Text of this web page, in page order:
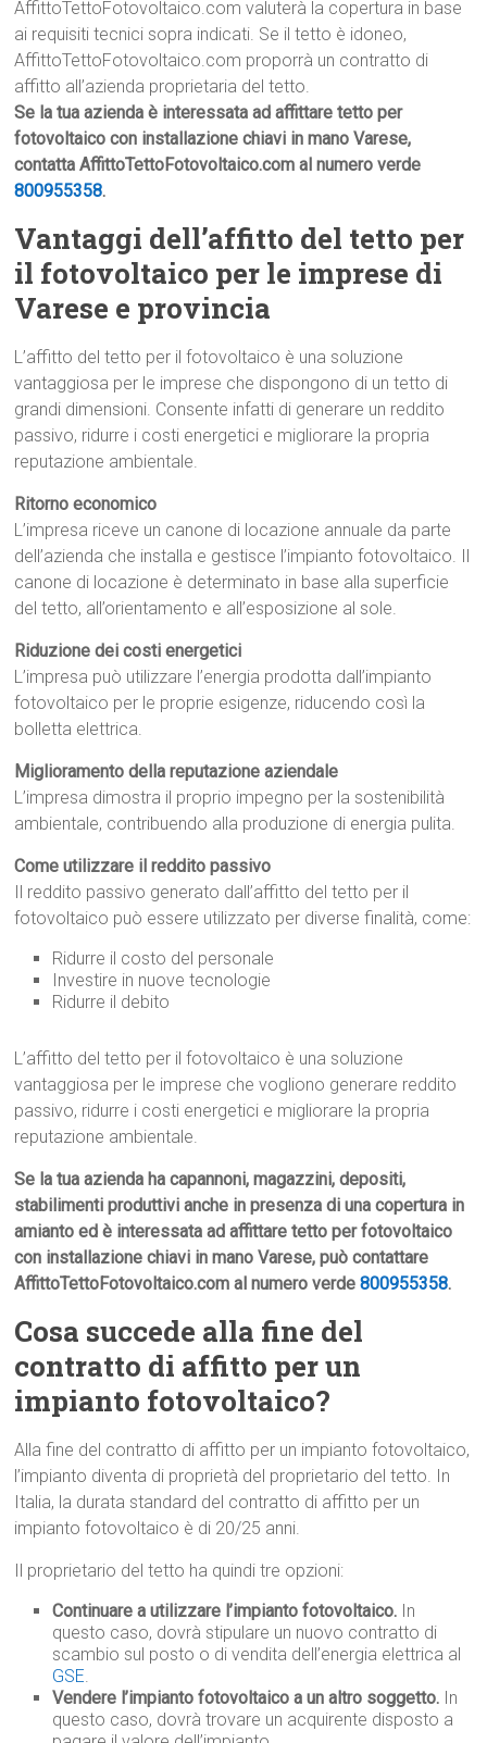
AffittoTettoFotovoltaico.com valuterà la copertura in base
ai requisiti tecnici sopra indicati. Se il tetto è idoneo,
AffittoTettoFotovoltaico.com proporrà un contratto di
affitto all’azienda proprietaria del tetto.
Se la tua azienda è interessata ad affittare tetto per
fotovoltaico con installazione chiavi in mano Varese,
contatta AffittoTettoFotovoltaico.com al numero verde
800955358.
Vantaggi dell’affitto del tetto per
il fotovoltaico per le imprese di
Varese e provincia
L’affitto del tetto per il fotovoltaico è una soluzione
vantaggiosa per le imprese che dispongono di un tetto di
grandi dimensioni. Consente infatti di generare un reddito
passivo, ridurre i costi energetici e migliorare la propria
reputazione ambientale.
Ritorno economico
L’impresa riceve un canone di locazione annuale da parte
dell’azienda che installa e gestisce l’impianto fotovoltaico. Il
canone di locazione è determinato in base alla superficie
del tetto, all’orientamento e all’esposizione al sole.
Riduzione dei costi energetici
L’impresa può utilizzare l’energia prodotta dall’impianto
fotovoltaico per le proprie esigenze, riducendo così la
bolletta elettrica.
Miglioramento della reputazione aziendale
L’impresa dimostra il proprio impegno per la sostenibilità
ambientale, contribuendo alla produzione di energia pulita.
Come utilizzare il reddito passivo
Il reddito passivo generato dall’affitto del tetto per il
fotovoltaico può essere utilizzato per diverse finalità, come:
Ridurre il costo del personale
Investire in nuove tecnologie
Ridurre il debito
L’affitto del tetto per il fotovoltaico è una soluzione
vantaggiosa per le imprese che vogliono generare reddito
passivo, ridurre i costi energetici e migliorare la propria
reputazione ambientale.
Se la tua azienda ha capannoni, magazzini, depositi,
stabilimenti produttivi anche in presenza di una copertura in
amianto ed è interessata ad affittare tetto per fotovoltaico
con installazione chiavi in mano Varese, può contattare
AffittoTettoFotovoltaico.com al numero verde800955358.
Cosa succede alla fine del
contratto di affitto per un
impianto fotovoltaico?
Alla fine del contratto di affitto per un impianto fotovoltaico,
l’impianto diventa di proprietà del proprietario del tetto. In
Italia, la durata standard del contratto di affitto per un
impianto fotovoltaico è di 20/25 anni.
Il proprietario del tetto ha quindi tre opzioni:
Continuare a utilizzare l’impianto fotovoltaico. In
questo caso, dovrà stipulare un nuovo contratto di
scambio sul posto o di vendita dell’energia elettrica al
GSE.
Vendere l’impianto fotovoltaico a un altro soggetto. In
questo caso, dovrà trovare un acquirente disposto a